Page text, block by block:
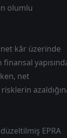
olumlu
net kâr üzerinde
net
EPRA